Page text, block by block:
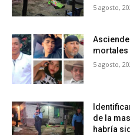
5 agosto,
mortales
5 agosto,
de la
habría